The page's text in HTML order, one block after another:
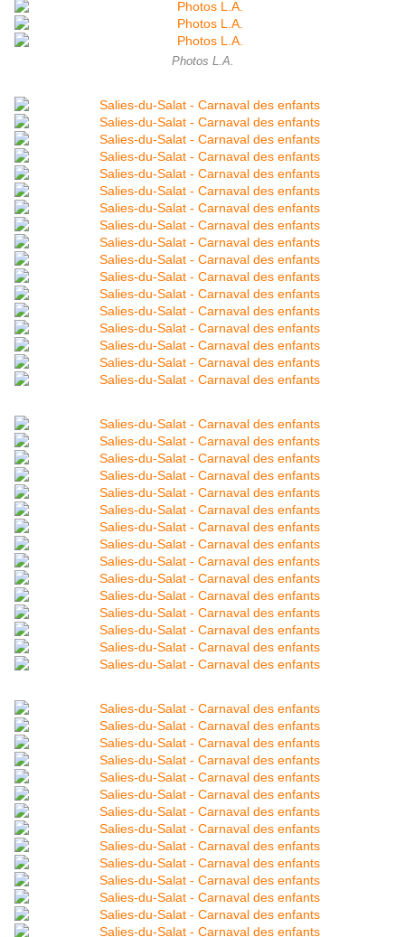
Photos L.A.